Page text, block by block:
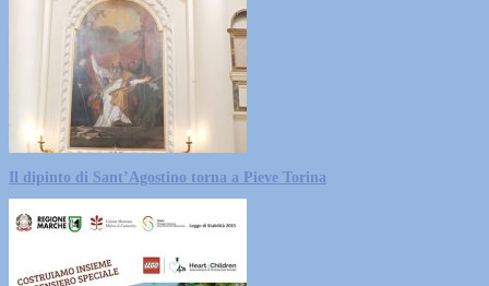
Il dipinto di Sant’Agostino torna a Pieve Torina